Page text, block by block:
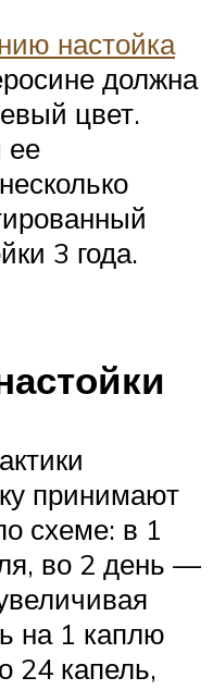
настойка
должна
цвет.
ее
3 года.
принимают
схеме: в 1
во 2 день —
на 1 каплю
24 капель,